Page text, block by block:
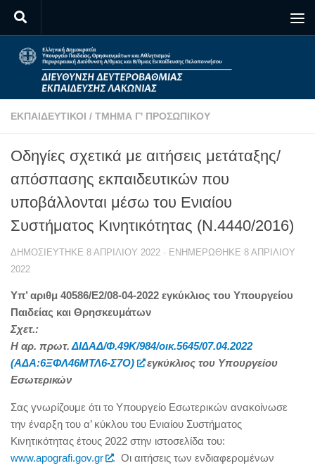
Skip to content
ΕΚΠΑΙΔΕΥΤΙΚΟΊ / ΤΜΉΜΑ Γ' ΠΡΟΣΩΠΙΚΟΎ
Οδηγίες σχετικά με αιτήσεις μετάταξης/
απόσπασης εκπαιδευτικών που
υποβάλλονται μέσω του Ενιαίου
Συστήματος Κινητικότητας (Ν.4440/2016)
ΔΗΜΟΣΙΕΎΤΗΚΕ 8 ΑΠΡΙΛΊΟΥ 2022 · ΕΝΗΜΕΡΏΘΗΚΕ 8 ΑΠΡΙΛΊΟΥ
2022
Υπ’ αριθμ 40586/E2/08-04-2022 εγκύκλιος του Υπουργείου
Παιδείας και Θρησκευμάτων
Σχετ.:
Η αρ. πρωτ.ΔΙΔΑΔ/Φ.49Κ/984/οικ.5645/07.04.2022
(ΑΔΑ:6ΞΦΛ46ΜΤΛ6-Σ7Ο)
εγκύκλιος του Υπουργείου
Εσωτερικών
Σας γνωρίζουμε ότι το Υπουργείο Εσωτερικών ανακοίνωσε
την έναρξη του α’ κύκλου του Ενιαίου Συστήματος
Κινητικότητας έτους 2022 στην ιστοσελίδα του:
www.apografi.gov.gr
. Οι αιτήσεις των ενδιαφερομένων